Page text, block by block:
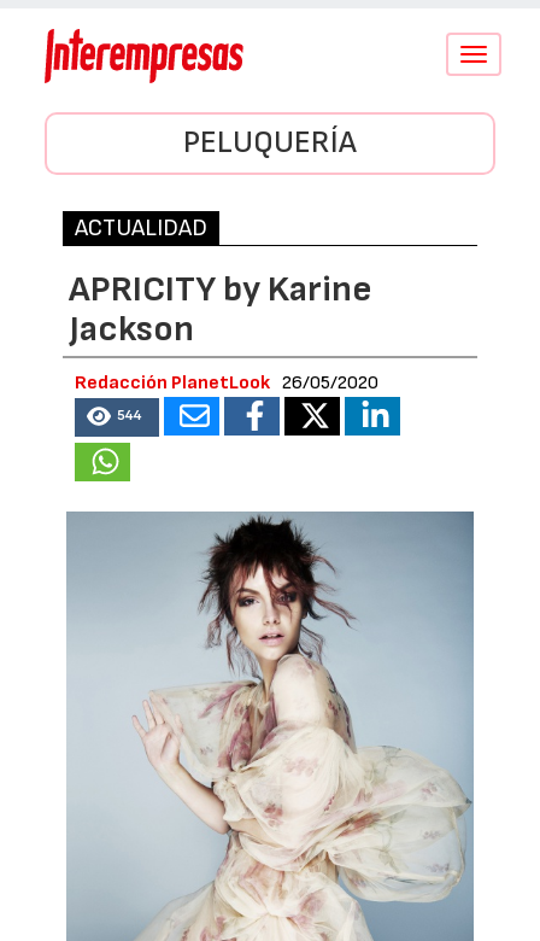
Conmutar
PELUQUERÍA
ACTUALIDAD
APRICITY by Karine
Jackson
Redacción PlanetLook 26/05/2020
544